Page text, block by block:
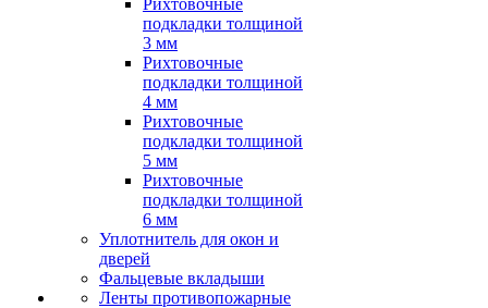
Рихтовочные
подкладки толщиной
3 мм
Рихтовочные
подкладки толщиной
4 мм
Рихтовочные
подкладки толщиной
5 мм
Рихтовочные
подкладки толщиной
6 мм
Уплотнитель для окон и
дверей
Фальцевые вкладыши
Ленты противопожарные